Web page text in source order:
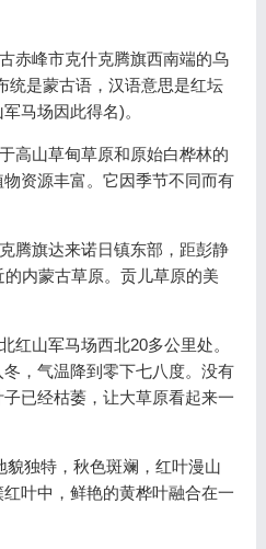
峰市克什克腾旗西南端的乌
统是蒙古语，汉语意思是红坛
马场因此得名)。
山草甸草原和原始白桦林的
资源丰富。它因季节不同而有
旗达来诺日镇东部，距彭静
内蒙古草原。贡儿草原的美
山军马场西北20多公里处。
，气温降到零下七八度。没有
已经枯萎，让大草原看起来一
独特，秋色斑斓，红叶漫山
叶中，鲜艳的黄桦叶融合在一